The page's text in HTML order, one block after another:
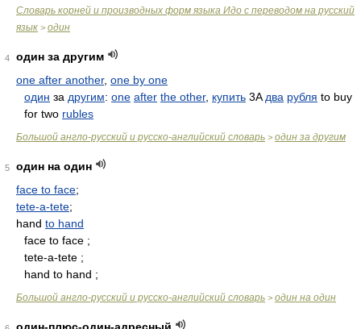
Словарь корней и производных форм языка Идо с переводом на русский
язык > один
4
один за другим
one after another, one by one
один за другим: one after the other, купить 3A два рубля to buy
for two rubles
Большой англо-русский и русско-английский словарь > один за другим
5
один на один
face to face;
tete-a-tete;
hand to hand
face to face ;
tete-a-tete ;
hand to hand ;
Большой англо-русский и русско-английский словарь > один на один